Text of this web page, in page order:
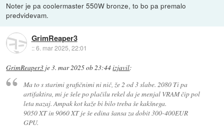
Noter je pa coolermaster 550W bronze, to bo pa premalo
predvidevam.
GrimReaper3
::6. mar 2025, 22:01
GrimReaper3 je3. mar 2025 ob 23:44izjavil:
Ma to s starimi grafičnimi ni nič, že 2 od 3 slabe. 2080 Ti pa
artifaktira, mi je šele po plačilu rekel da je menjal VRAM čip pol
leta nazaj. Ampak kot kaže bi bilo treba še kakšnega.
9050 XT in 9060 XT je še edina šansa za dobit 300-400EUR
GPU.